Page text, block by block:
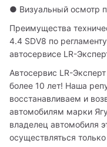
● Визуальный осмотр
Преимущества
4.4 SDV8 по
автосервисе LR-
Автосервис LR-
более 10 лет! Наша
восстанавливаем и
автомобилям марки
владелец автомобиля
осуществляться